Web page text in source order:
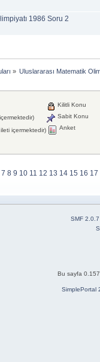
1986 Soru 2
» Uluslararası Matematik
içermektedir)
Kilitli Konu
Sabit Konu
Anket
7 8 9 10 11 12 13 14 15 16 17
SMF 2.0.7
Bu sayfa
SimplePortal